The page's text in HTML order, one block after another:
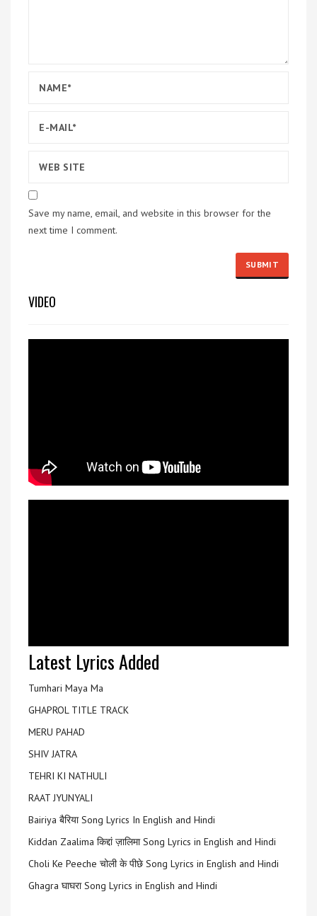
Save my name, email, and website in this browser for the
next time I comment.
VIDEO
Latest Lyrics Added
Tumhari Maya Ma
GHAPROL TITLE TRACK
MERU PAHAD
SHIV JATRA
TEHRI KI NATHULI
RAAT JYUNYALI
Bairiya बैरिया Song Lyrics In English and Hindi
Kiddan Zaalima किद्दां ज़ालिमा Song Lyrics in English and Hindi
Choli Ke Peeche चोली के पीछे Song Lyrics in English and Hindi
Ghagra घाघरा Song Lyrics in English and Hindi